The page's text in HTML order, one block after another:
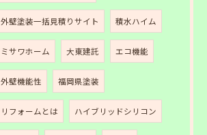
外壁塗装一括見積りサイト 積水ハイム
ミサワホーム 大東建託 エコ機能
外壁機能性 福岡県塗装
リフォームとは ハイブリッドシリコン